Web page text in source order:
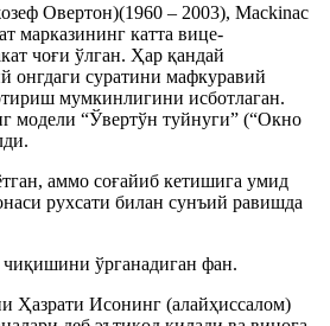
Овертон)(1960 – 2003), Mackinac
марказининг катта вице-
чоғи ўлган. Ҳар қандай
суратини мафкуравий
мумкинлигини исботлаган.
модели “Ўвертўн туйнуги” (“Окно
аммо соғайиб кетишига умид
рухсати билан сунъий равишда
ўрганадиган фан.
Ҳазрати Исонинг (алайҳиссалом)